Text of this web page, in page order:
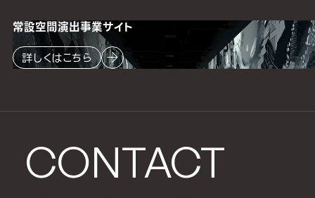
CONTACT
常設空間演出事業サイト
詳しくはこちら